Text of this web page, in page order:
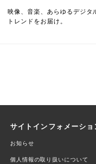
映像、音楽、あらゆるデジタ
トレンドをお届け。
サイトインフォメーショ
お知らせ
個人情報の取り扱いについて